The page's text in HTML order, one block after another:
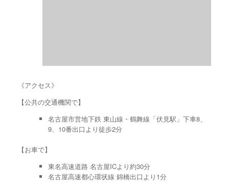
《アクセス》
【公共の交通機関で】
名古屋市営地下鉄 東山線・鶴舞線「伏見駅」下車8、
9、10番出口より徒歩2分
【お車で】
東名高速道路 名古屋ICより約30分
名古屋高速都心環状線 錦橋出口より1分